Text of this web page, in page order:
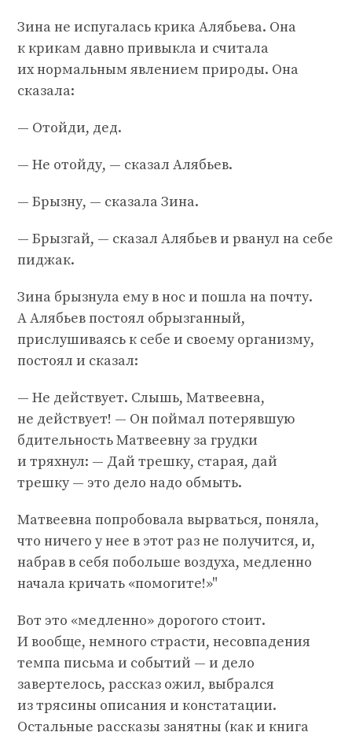
Зина не испугалась крика Алябьева. Она
к крикам давно привыкла и считала
их нормальным явлением природы. Она
сказала:
— Отойди, дед.
— Не отойду, — сказал Алябьев.
— Брызну, — сказала Зина.
— Брызгай, — сказал Алябьев и рванул на себе
пиджак.
Зина брызнула ему в нос и пошла на почту.
А Алябьев постоял обрызганный,
прислушиваясь к себе и своему организму,
постоял и сказал:
— Не действует. Слышь, Матвеевна,
не действует! — Он поймал потерявшую
бдительность Матвеевну за грудки
и тряхнул: — Дай трешку, старая, дай
трешку — это дело надо обмыть.
Матвеевна попробовала вырваться, поняла,
что ничего у нее в этот раз не получится, и,
набрав в себя побольше воздуха, медленно
начала кричать «помогите!»"
Вот это «медленно» дорогого стоит.
И вообще, немного страсти, несовпадения
темпа письма и событий — и дело
завертелось, рассказ ожил, выбрался
из трясины описания и констатации.
Остальные рассказы занятны (как и книга